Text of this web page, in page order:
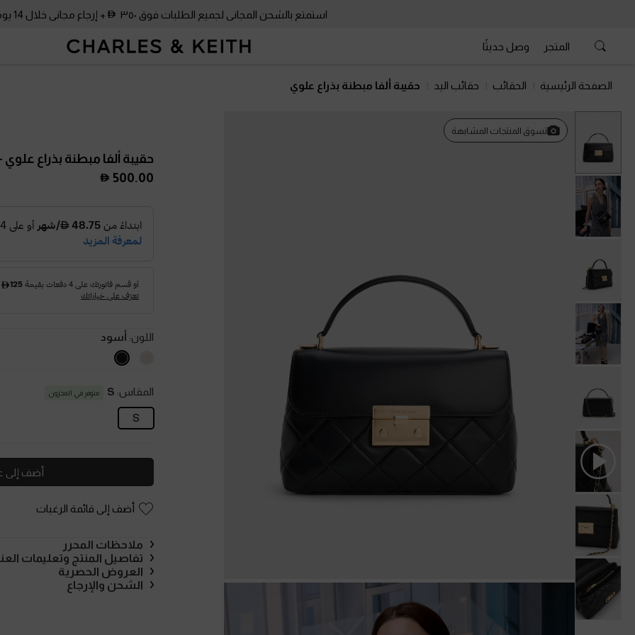
استمتع بالشحن المجاني لجميع الطلبات فوق ٣٥٠ + إرجاع مجاني خلال 14 يومًا!
المتجر وصل حديثًا
الصفحة الرئيسية الحقائب حقائب اليد حقيبة ألفا مبطنة بذراع علوي
تسوق المنتجات المشابهة
حقيبة ألفا مبطنة بذراع علوي
500.00
اللون: أسود
المقاس: S متوفر في المخزون
S
أضف إلى
أضف إلى قائمة الرغبات
ملاحظات المحرر
تفاصيل المنتج وتعليمات
العروض الحصرية
الشحن والإرجاع